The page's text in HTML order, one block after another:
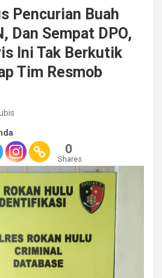
Pencurian Buah
Dan Sempat DPO,
Ini Tak Berkutik
Tim Resmob
0
Shares